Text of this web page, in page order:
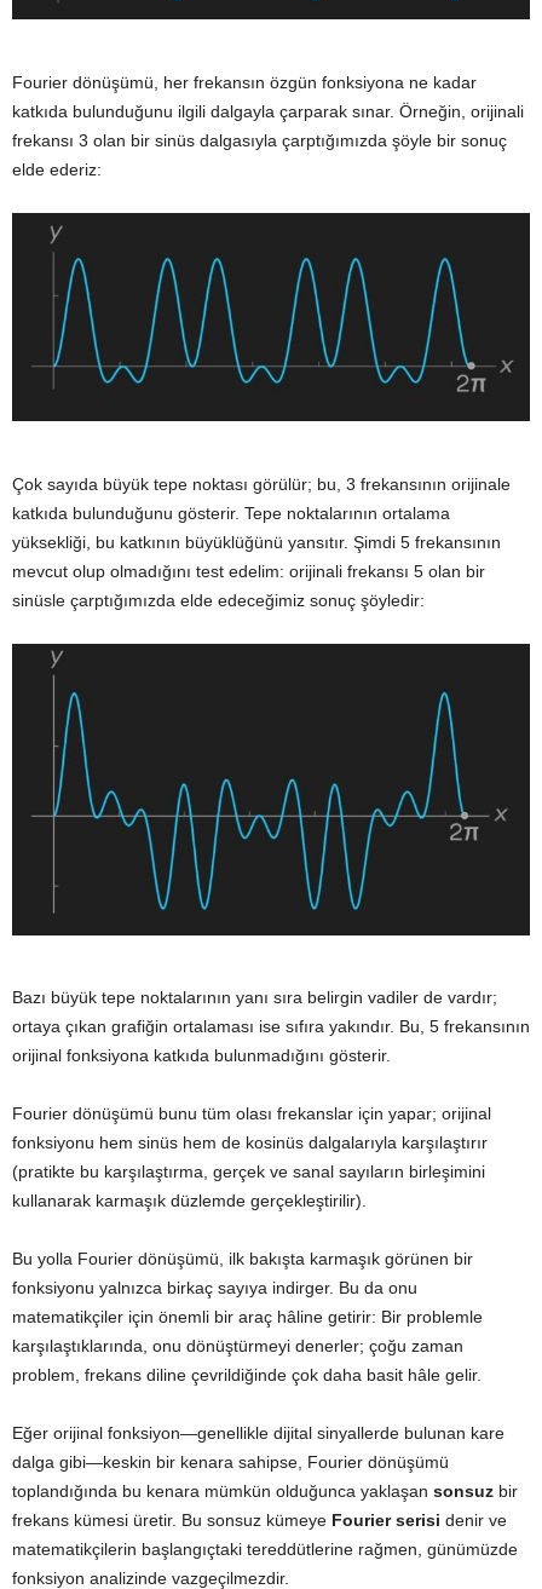
Fourier dönüşümü, her frekansın özgün fonksiyona ne kadar
katkıda bulunduğunu ilgili dalgayla çarparak sınar. Örneğin, orijinali
frekansı 3 olan bir sinüs dalgasıyla çarptığımızda şöyle bir sonuç
elde ederiz:
Çok sayıda büyük tepe noktası görülür; bu, 3 frekansının orijinale
katkıda bulunduğunu gösterir. Tepe noktalarının ortalama
yüksekliği, bu katkının büyüklüğünü yansıtır. Şimdi 5 frekansının
mevcut olup olmadığını test edelim: orijinali frekansı 5 olan bir
sinüsle çarptığımızda elde edeceğimiz sonuç şöyledir:
Bazı büyük tepe noktalarının yanı sıra belirgin vadiler de vardır;
ortaya çıkan grafiğin ortalaması ise sıfıra yakındır. Bu, 5 frekansının
orijinal fonksiyona katkıda bulunmadığını gösterir.
Fourier dönüşümü bunu tüm olası frekanslar için yapar; orijinal
fonksiyonu hem sinüs hem de kosinüs dalgalarıyla karşılaştırır
(pratikte bu karşılaştırma, gerçek ve sanal sayıların birleşimini
kullanarak karmaşık düzlemde gerçekleştirilir).
Bu yolla Fourier dönüşümü, ilk bakışta karmaşık görünen bir
fonksiyonu yalnızca birkaç sayıya indirger. Bu da onu
matematikçiler için önemli bir araç hâline getirir: Bir problemle
karşılaştıklarında, onu dönüştürmeyi denerler; çoğu zaman
problem, frekans diline çevrildiğinde çok daha basit hâle gelir.
Eğer orijinal fonksiyon—genellikle dijital sinyallerde bulunan kare
dalga gibi—keskin bir kenara sahipse, Fourier dönüşümü
toplandığında bu kenara mümkün olduğunca yaklaşan sonsuz bir
frekans kümesi üretir. Bu sonsuz kümeye Fourier serisi denir ve
matematikçilerin başlangıçtaki tereddütlerine rağmen, günümüzde
fonksiyon analizinde vazgeçilmezdir.